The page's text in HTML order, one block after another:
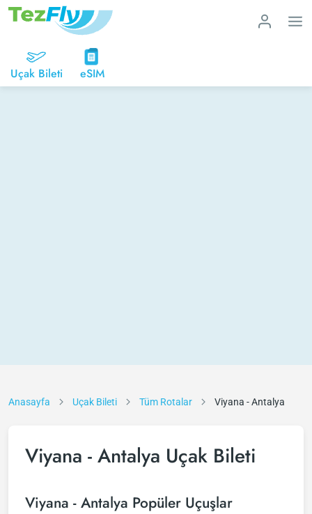
Uçak Bileti eSIM
Anasayfa Uçak Bileti Tüm Rotalar Viyana - Antalya
Viyana - Antalya Uçak Bileti
Viyana - Antalya Popüler Uçuşlar